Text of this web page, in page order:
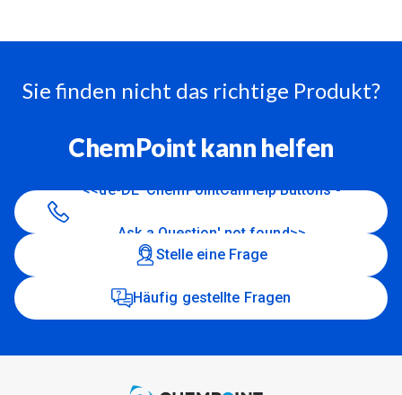
Sie finden nicht das richtige Produkt?
ChemPoint kann helfen
<<de-DE 'ChemPointCanHelp Buttons -
Ask a Question' not found>>
Stelle eine Frage
Häufig gestellte Fragen